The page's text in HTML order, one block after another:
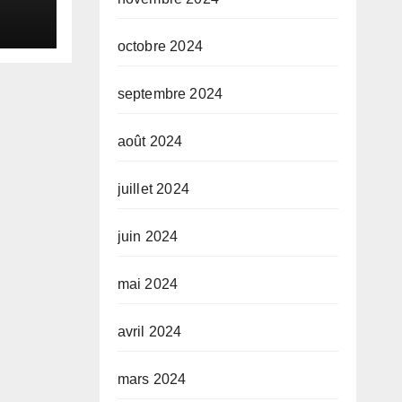
octobre 2024
septembre 2024
août 2024
juillet 2024
juin 2024
mai 2024
avril 2024
mars 2024